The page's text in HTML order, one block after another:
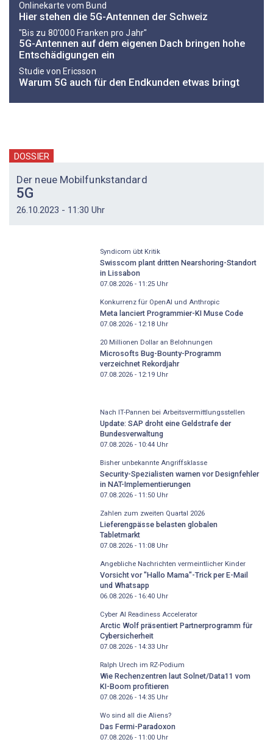
Onlinekarte vom Bund
Hier stehen die 5G-Antennen der Schweiz
"Bis zu 80'000 Franken pro Jahr"
5G-Antennen auf dem eigenen Dach bringen hohe
Entschädigungen ein
Studie von Ericsson
Warum 5G auch für den Endkunden etwas bringt
DOSSIER
Der neue Mobilfunkstandard
5G
26.10.2023 - 11:30 Uhr
Syndicom übt Kritik
Swisscom plant dritten Nearshoring-Standort
in Lissabon
07.08.2026 - 11:25Uhr
Konkurrenz für OpenAI und Anthropic
Meta lanciert Programmier-KI Muse Code
07.08.2026 - 12:18Uhr
20 Millionen Dollar an Belohnungen
Microsofts Bug-Bounty-Programm
verzeichnet Rekordjahr
07.08.2026 - 12:19Uhr
Nach IT-Pannen bei Arbeitsvermittlungsstellen
Update: SAP droht eine Geldstrafe der
Bundesverwaltung
07.08.2026 - 10:44Uhr
Bisher unbekannte Angriffsklasse
Security-Spezialisten warnen vor Designfehler
in NAT-Implementierungen
07.08.2026 - 11:50Uhr
Zahlen zum zweiten Quartal 2026
Lieferengpässe belasten globalen
Tabletmarkt
07.08.2026 - 11:08Uhr
Angebliche Nachrichten vermeintlicher Kinder
Vorsicht vor "Hallo Mama"-Trick per E-Mail
und Whatsapp
06.08.2026 - 16:40Uhr
Cyber AI Readiness Accelerator
Arctic Wolf präsentiert Partnerprogramm für
Cybersicherheit
07.08.2026 - 14:33Uhr
Ralph Urech im RZ-Podium
Wie Rechenzentren laut Solnet/Data11 vom
KI-Boom profitieren
07.08.2026 - 14:35Uhr
Wo sind all die Aliens?
Das Fermi-Paradoxon
07.08.2026 - 11:00Uhr